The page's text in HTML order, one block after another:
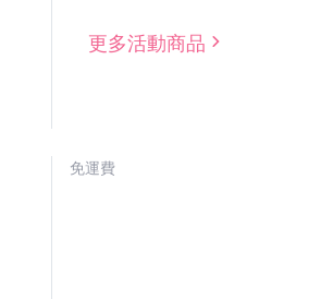
更多活動商品
免運費